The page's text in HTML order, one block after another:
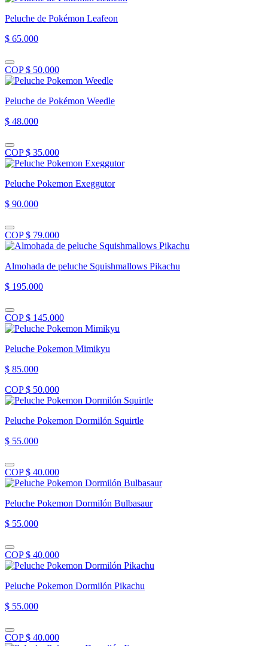
Peluche de Pokémon Leafeon
$ 65.000
COP $ 50.000
Peluche de Pokémon Weedle
$ 48.000
COP $ 35.000
Peluche Pokemon Exeggutor
$ 90.000
COP $ 79.000
Almohada de peluche Squishmallows Pikachu
$ 195.000
COP $ 145.000
Peluche Pokemon Mimikyu
$ 85.000
COP $ 50.000
Peluche Pokemon Dormilón Squirtle
$ 55.000
COP $ 40.000
Peluche Pokemon Dormilón Bulbasaur
$ 55.000
COP $ 40.000
Peluche Pokemon Dormilón Pikachu
$ 55.000
COP $ 40.000